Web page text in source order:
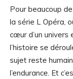
Pour beaucoup
la série L Opéra,
cœur d’un
l’histoire se
sujet reste
l’endurance. Et